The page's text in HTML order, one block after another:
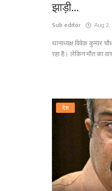
झाड़ी...
Sub editor Aug
थानाध्यक्ष विवेक कुमार
रहा है। लेकिन मौत का
देश